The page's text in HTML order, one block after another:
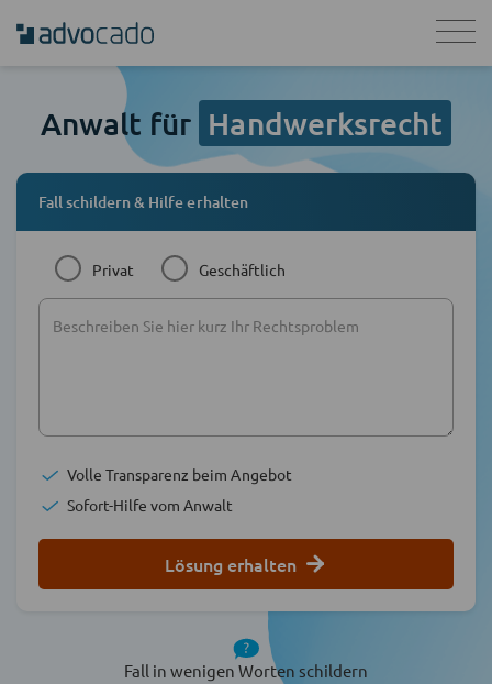
Anwalt für Handwerksrecht
Fall schildern & Hilfe erhalten
Privat Geschäftlich
Volle Transparenz beim Angebot
Sofort-Hilfe vom Anwalt
Lösung erhalten
Fall in wenigen Worten schildern